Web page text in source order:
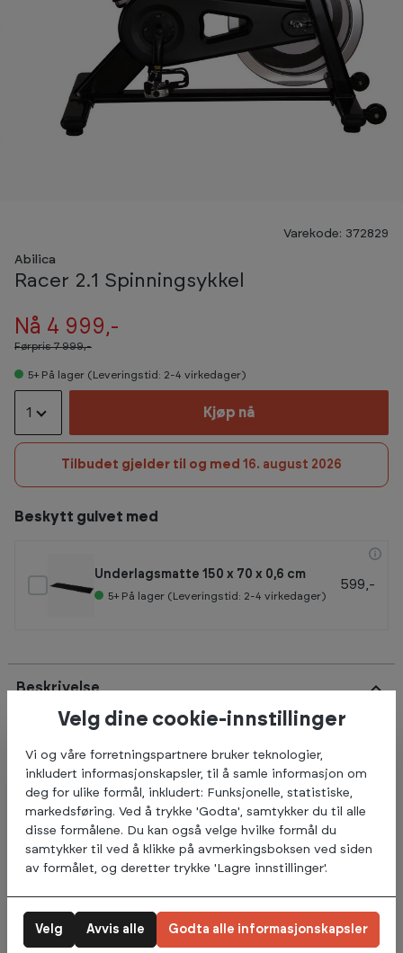
Varekode: 372829
Abilica
Racer 2.1 Spinningsykkel
Nå 4 999,-
Førpris7 999,-
5+ På lager (Leveringstid: 2-4 virkedager)
1 Kjøp nå
Tilbudet gjelder til og med 16. august 2026
Beskytt gulvet med
Underlagsmatte 150 x 70 x 0,6 cm
5+ På lager (Leveringstid: 2-4 virkedager)
599,-
Beskrivelse
deg som vil ha sykkelfølelsen innendørs. Sykkelen
leveres med 22 kg tungt svinghjul, som gir deg et jevnt
og godt tråkk, uansett motstand.
Reimdrift for stillegående trening. På spinningsykkelen
Abilica Racer 2.1 kan du justere setet opp og ned, samt frem
og tilbake. Setehøyden kan justeres, slik at den passer for de
justeres opp og ned og frem og tilbake, slik at du finner din
Sykkelen har fastnav slik at den gir deg den ordentlige
Velg dine cookie-innstillinger
Vi og våre forretningspartnere bruker teknologier,
inkludert informasjonskapsler, til å samle informasjon om
deg for ulike formål, inkludert: Funksjonelle, statistiske,
markedsføring. Ved å trykke 'Godta', samtykker du til alle
disse formålene. Du kan også velge hvilke formål du
samtykker til ved å klikke på avmerkingsboksen ved siden
av formålet, og deretter trykke 'Lagre innstillinger'.
Avvis alle
Velg Godta alle informasjonskapsler